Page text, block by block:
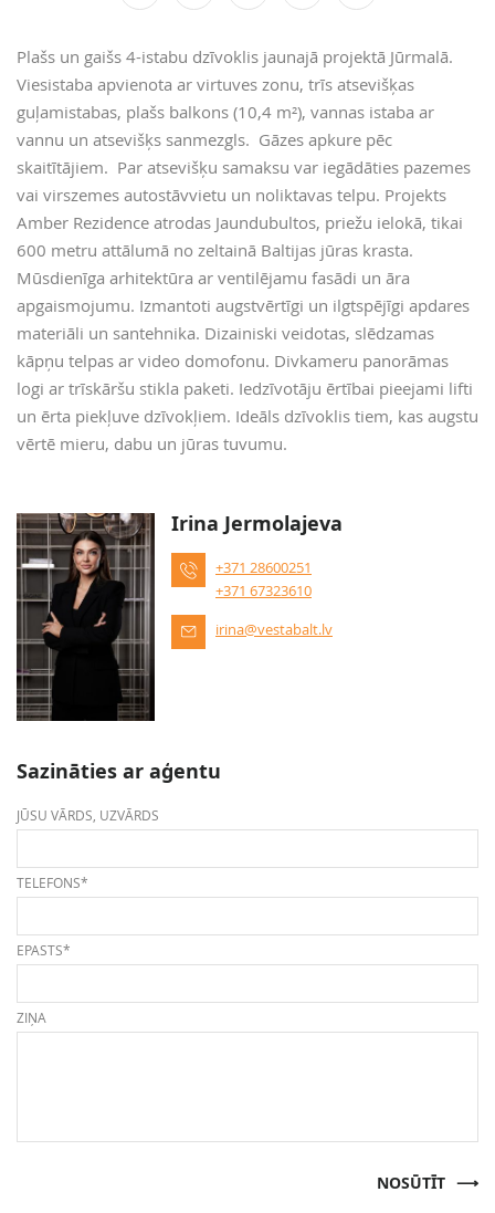
Plašs un gaišs 4-istabu dzīvoklis jaunajā projektā Jūrmalā.
Viesistaba apvienota ar virtuves zonu, trīs atsevišķas
guļamistabas, plašs balkons (10,4 m²), vannas istaba ar
vannu un atsevišķs sanmezgls. Gāzes apkure pēc
skaitītājiem. Par atsevišķu samaksu var iegādāties pazemes
vai virszemes autostāvvietu un noliktavas telpu. Projekts
Amber Rezidence atrodas Jaundubultos, priežu ielokā, tikai
600 metru attālumā no zeltainā Baltijas jūras krasta.
Mūsdienīga arhitektūra ar ventilējamu fasādi un āra
apgaismojumu. Izmantoti augstvērtīgi un ilgtspējīgi apdares
materiāli un santehnika. Dizainiski veidotas, slēdzamas
kāpņu telpas ar video domofonu. Divkameru panorāmas
logi ar trīskāršu stikla paketi. Iedzīvotāju ērtībai pieejami lifti
un ērta piekļuve dzīvokļiem. Ideāls dzīvoklis tiem, kas augstu
vērtē mieru, dabu un jūras tuvumu.
Irina Jermolajeva
+371 28600251
+371 67323610
irina@vestabalt.lv
Sazināties ar aģentu
JŪSU VĀRDS, UZVĀRDS
TELEFONS*
EPASTS*
ZIŅA
NOSŪTĪT